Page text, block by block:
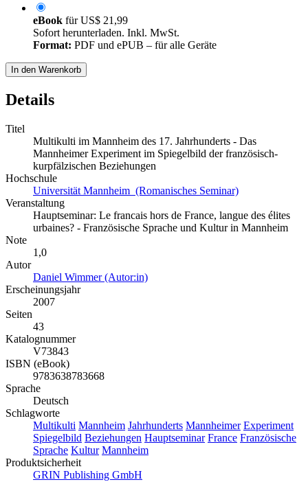
eBook fürUS$ 21,99
Sofort herunterladen. Inkl. MwSt.
Format: PDF und ePUB – für alle Geräte
In den Warenkorb
Details
Titel
Multikulti im Mannheim des 17. Jahrhunderts - Das
Mannheimer Experiment im Spiegelbild der französisch-
kurpfälzischen Beziehungen
Hochschule
Universität Mannheim (Romanisches Seminar)
Veranstaltung
Hauptseminar: Le francais hors de France, langue des élites
urbaines? - Französische Sprache und Kultur in Mannheim
Note
1,0
Autor
Daniel Wimmer (Autor:in)
Erscheinungsjahr
2007
Seiten
43
Katalognummer
V73843
ISBN (eBook)
9783638783668
Sprache
Deutsch
Schlagworte
Multikulti Mannheim Jahrhunderts Mannheimer Experiment
Spiegelbild Beziehungen Hauptseminar France Französische
Sprache Kultur Mannheim
Produktsicherheit
GRIN Publishing GmbH